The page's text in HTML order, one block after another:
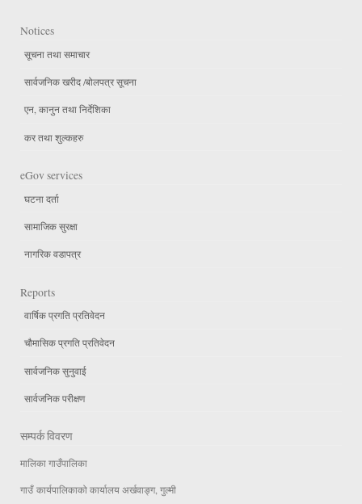
Notices
सूचना तथा समाचार
सार्वजनिक खरीद /बोलपत्र सूचना
एन, कानुन तथा निर्देशिका
कर तथा शुल्कहरु
eGov services
घटना दर्ता
सामाजिक सुरक्षा
नागरिक वडापत्र
Reports
वार्षिक प्रगति प्रतिवेदन
चौमासिक प्रगति प्रतिवेदन
सार्वजनिक सुनुवाई
सार्वजनिक परीक्षण
सम्पर्क विवरण
मालिका गाउँपालिका
गाउँ कार्यपालिकाको कार्यालय अर्खवाङ्ग, गुल्मी